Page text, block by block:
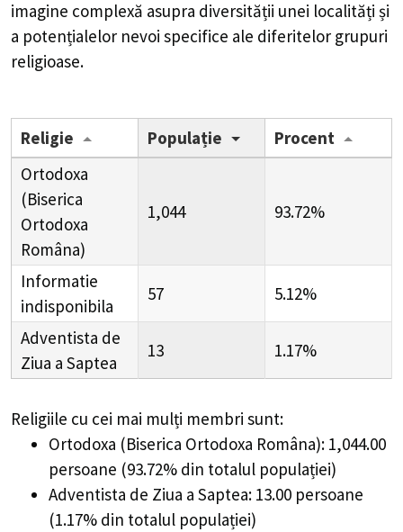
imagine complexă asupra diversității unei localități și
a potențialelor nevoi specifice ale diferitelor grupuri
religioase.
Religie Populație
Procent
Ortodoxa
(Biserica
Ortodoxa
Româna)
1,044 93.72%
Informatie
indisponibila
57 5.12%
Adventista de
Ziua a Saptea
13 1.17%
Religiile cu cei mai mulți membri sunt:
Ortodoxa (Biserica Ortodoxa Româna): 1,044.00
persoane (93.72% din totalul populației)
Adventista de Ziua a Saptea: 13.00 persoane
(1.17% din totalul populației)